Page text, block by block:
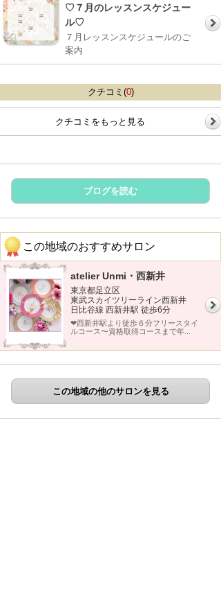
♡７月のレッスンスケジュー
ル♡
７月レッスンスケジュールのご
案内
クチコミ(0)
クチコミをもっと見る
ブログを読む
この地域のおすすめサロン
atelier Unmi・西新井
東京都足立区
東武スカイツリーライン西新井
日比谷線 西新井駅 徒歩6分
❤︎西新井駅より徒歩６分フリースタイ
ルコース〜資格取得コースまで年...
この地域の他のサロンを見る